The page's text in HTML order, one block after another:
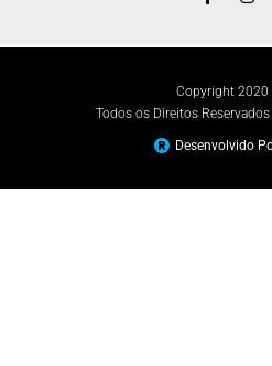
Copyright
Todos os Direitos
Desenvolvido